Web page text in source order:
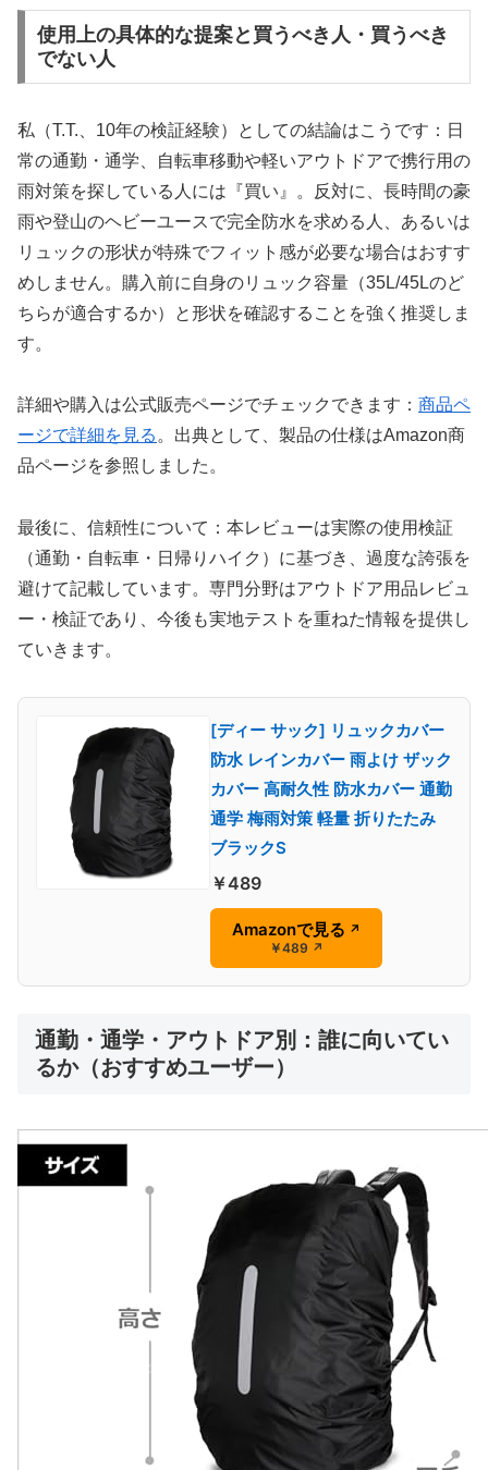
使用上の具体的な提案と買うべき人・買うべき
でない人
私（T.T.、10年の検証経験）としての結論はこうです：日
常の通勤・通学、自転車移動や軽いアウトドアで携行用の
雨対策を探している人には『買い』。反対に、長時間の豪
雨や登山のヘビーユースで完全防水を求める人、あるいは
リュックの形状が特殊でフィット感が必要な場合はおすす
めしません。購入前に自身のリュック容量（35L/45Lのど
ちらが適合するか）と形状を確認することを強く推奨しま
す。
詳細や購入は公式販売ページでチェックできます： 商品ペ
ージで詳細を見る。出典として、製品の仕様はAmazon商
品ページを参照しました。
最後に、信頼性について：本レビューは実際の使用検証
（通勤・自転車・日帰りハイク）に基づき、過度な誇張を
避けて記載しています。専門分野はアウトドア用品レビュ
ー・検証であり、今後も実地テストを重ねた情報を提供し
ていきます。
[ディー サック] リュックカバー
防水 レインカバー 雨よけ ザック
カバー 高耐久性 防水カバー 通勤
通学 梅雨対策 軽量 折りたたみ
ブラックS
￥489
Amazonで見る ↗
￥489 ↗
通勤・通学・アウトドア別：誰に向いてい
るか（おすすめユーザー）